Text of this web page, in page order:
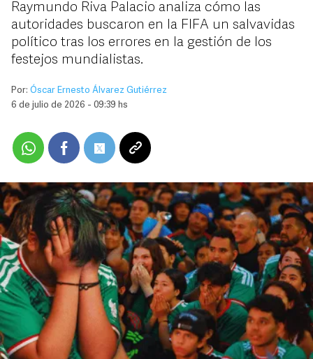
Raymundo Riva Palacio analiza cómo las
autoridades buscaron en la FIFA un salvavidas
político tras los errores en la gestión de los
festejos mundialistas.
Por: Óscar Ernesto Álvarez Gutiérrez
6 de julio de 2026 - 09:39 hs